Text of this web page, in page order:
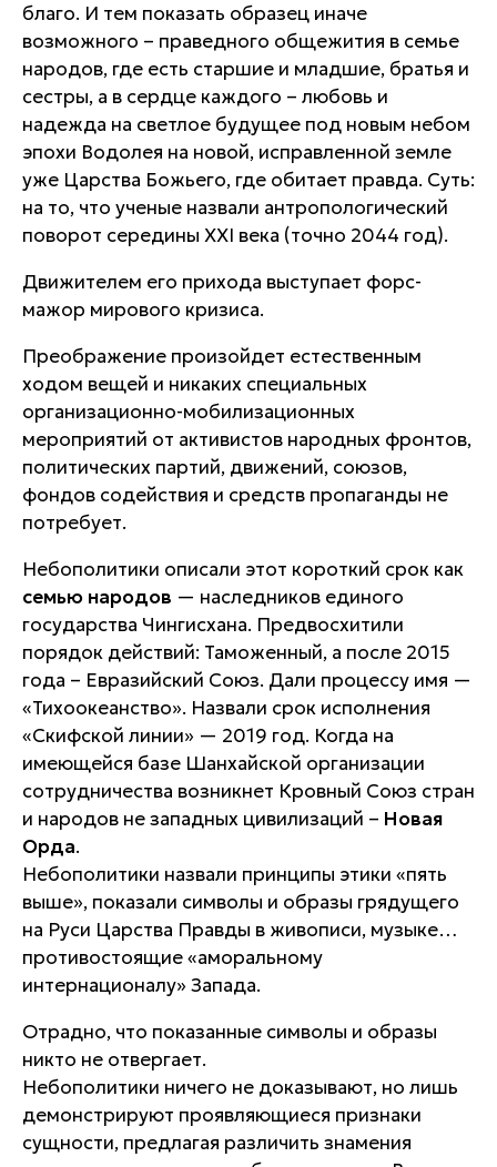
благо. И тем показать образец иначе
возможного – праведного общежития в семье
народов, где есть старшие и младшие, братья и
сестры, а в сердце каждого – любовь и
надежда на светлое будущее под новым небом
эпохи Водолея на новой, исправленной земле
уже Царства Божьего, где обитает правда. Суть:
на то, что ученые назвали антропологический
поворот середины XXI века (точно 2044 год).
Движителем его прихода выступает форс-
мажор мирового кризиса.
Преображение произойдет естественным
ходом вещей и никаких специальных
организационно-мобилизационных
мероприятий от активистов народных фронтов,
политических партий, движений, союзов,
фондов содействия и средств пропаганды не
потребует.
Небополитики описали этот короткий срок как
семью народов — наследников единого
государства Чингисхана. Предвосхитили
порядок действий: Таможенный, а после 2015
года – Евразийский Союз. Дали процессу имя —
«Тихоокеанство». Назвали срок исполнения
«Скифской линии» — 2019 год. Когда на
имеющейся базе Шанхайской организации
сотрудничества возникнет Кровный Союз стран
и народов не западных цивилизаций – Новая
Орда.
Небополитики назвали принципы этики «пять
выше», показали символы и образы грядущего
на Руси Царства Правды в живописи, музыке…
противостоящие «аморальному
интернационалу» Запада.
Отрадно, что показанные символы и образы
никто не отвергает.
Небополитики ничего не доказывают, но лишь
демонстрируют проявляющиеся признаки
сущности, предлагая различить знамения